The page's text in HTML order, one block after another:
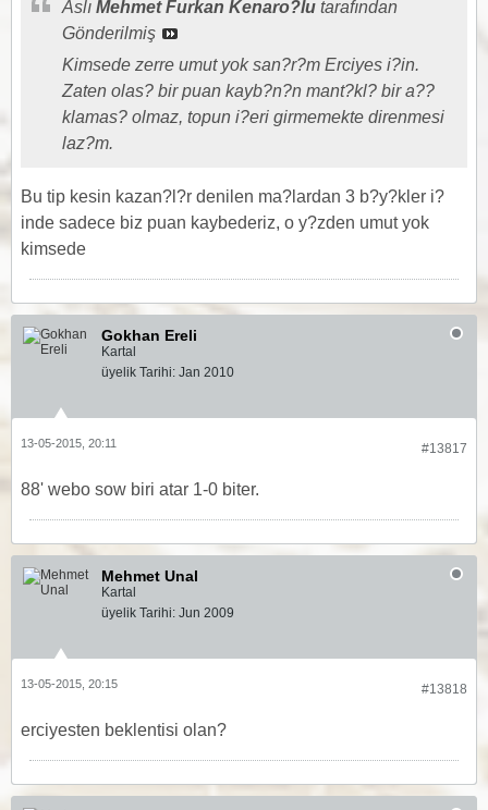
Aslı Mehmet Furkan Kenaro?lu tarafından
Gönderilmiş
Kimsede zerre umut yok san?r?m Erciyes i?in.
Zaten olas? bir puan kayb?n?n mant?kl? bir a??
klamas? olmaz, topun i?eri girmemekte direnmesi
laz?m.
Bu tip kesin kazan?l?r denilen ma?lardan 3 b?y?kler i?
inde sadece biz puan kaybederiz, o y?zden umut yok
kimsede
Gokhan Ereli
Kartal
üyelik Tarihi: Jan 2010
#13817
13-05-2015, 20:11
88' webo sow biri atar 1-0 biter.
Mehmet Unal
Kartal
üyelik Tarihi: Jun 2009
#13818
13-05-2015, 20:15
erciyesten beklentisi olan?